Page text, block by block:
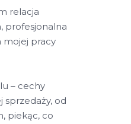
relacja
profesjonalna
mojej pracy
– cechy
sprzedaży, od
piekąc, co